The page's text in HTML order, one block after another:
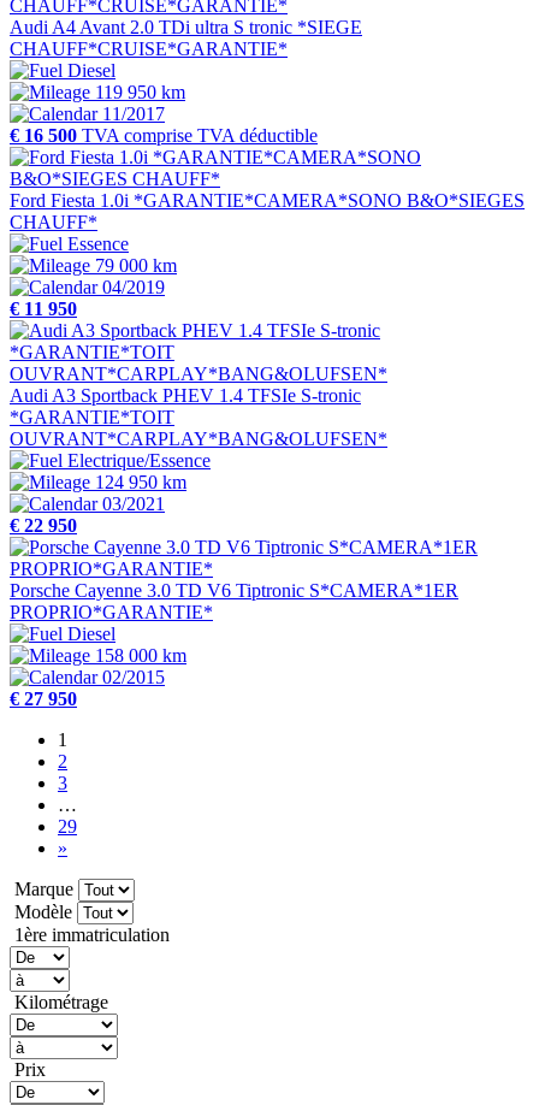
Audi A4 Avant 2.0 TDi ultra S tronic *SIEGE
CHAUFF*CRUISE*GARANTIE*
Diesel
119 950 km
11/2017
€ 16 500 TVA comprise TVA déductible
Ford Fiesta 1.0i *GARANTIE*CAMERA*SONO B&O*SIEGES
CHAUFF*
Essence
79 000 km
04/2019
€ 11 950
Audi A3 Sportback PHEV 1.4 TFSIe S-tronic
*GARANTIE*TOIT
OUVRANT*CARPLAY*BANG&OLUFSEN*
Electrique/Essence
124 950 km
03/2021
€ 22 950
Porsche Cayenne 3.0 TD V6 Tiptronic S*CAMERA*1ER
PROPRIO*GARANTIE*
Diesel
158 000 km
02/2015
€ 27 950
1
2
3
…
29
»
Marque
Modèle
1ère immatriculation
Kilométrage
Prix